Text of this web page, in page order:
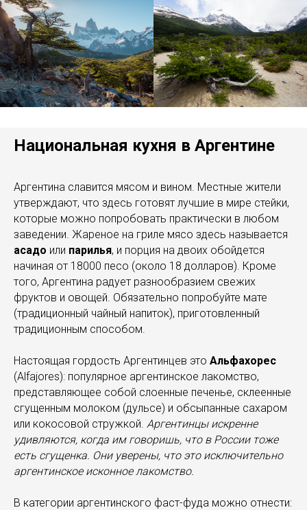
Национальная кухня в Аргентине
Аргентина славится мясом и вином. Местные жители
утверждают, что здесь готовят лучшие в мире стейки,
которые можно попробовать практически в любом
заведении. Жареное на гриле мясо здесь называется
асадо или парилья, и порция на двоих обойдется
начиная от 18000 песо (около 18 долларов). Кроме
того, Аргентина радует разнообразием свежих
фруктов и овощей. Обязательно попробуйте мате
(традиционный чайный напиток), приготовленный
традиционным способом.
Настоящая гордость Аргентинцев это Альфахорес
(Alfajores): популярное аргентинское лакомство,
представляющее собой слоенные печенье, склеенные
сгущенным молоком (дульсе) и обсыпанные сахаром
или кокосовой стружкой. Аргентинцы искренне
удивляются, когда им говоришь, что в России тоже
есть сгущенка. Они уверены, что это исключительно
аргентинское исконное лакомство.
В категории аргентинского фаст-фуда можно отнести: